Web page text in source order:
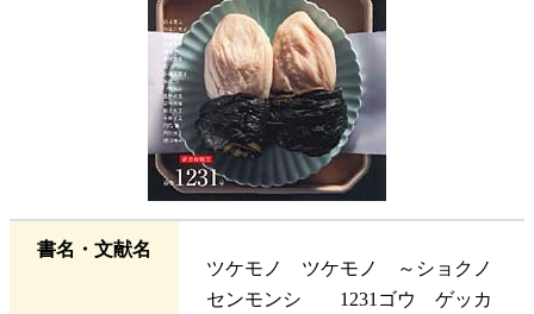
書名・文献名
ツケモノ ツケモノ ～ショクノ
センモンシ 1231ゴウ ゲッカ